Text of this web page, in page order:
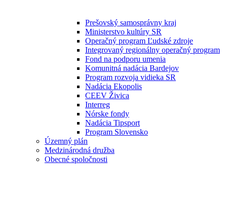
Prešovský samosprávny kraj
Ministerstvo kultúry SR
Operačný program Ľudské zdroje
Integrovaný regionálny operačný program
Fond na podporu umenia
Komunitná nadácia Bardejov
Program rozvoja vidieka SR
Nadácia Ekopolis
CEEV Živica
Interreg
Nórske fondy
Nadácia Tipsport
Program Slovensko
Územný plán
Medzinárodná družba
Obecné spoločnosti